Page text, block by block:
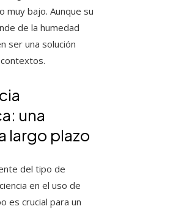
muy bajo. Aunque su
de la humedad
ser una solución
una
largo plazo
del tipo de
en el uso de
es crucial para un